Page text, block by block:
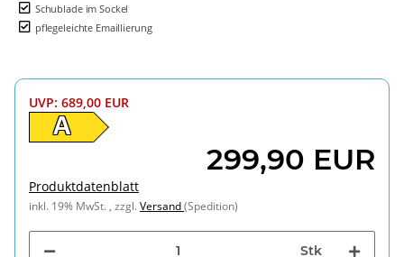
Schublade im Sockel
pflegeleichte Emaillierung
UVP: 689,00 EUR
A
299,90 EUR
Produktdatenblatt
inkl. 19% MwSt. , zzgl.Versand(Spedition)
Stk